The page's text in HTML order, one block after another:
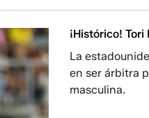
¡Histórico!
La
en ser árbitra
masculina.